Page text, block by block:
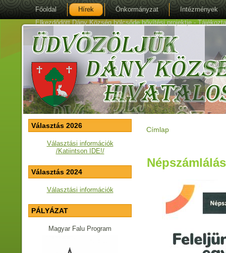
Főoldal Hírek Önkormányzat
Intézmények
Elkezdődött Dány Község bölcsőde bővítési projektje -
Választás 2026
Választási információk
/Katiintson IDE!/
Választás 2024
Választási információk
PÁLYÁZAT
Magyar Falu Program
Jelenlegi hely
Címlap
Népszámlálás